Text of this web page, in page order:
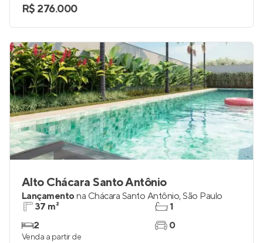
R$ 276.000
Alto Chácara Santo Antônio
Lançamentona Chácara Santo Antônio,São Paulo
37 m²
2
1
0
Venda a partir de